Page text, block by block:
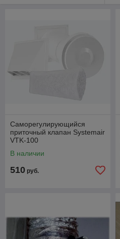
Саморегулирующийся
приточный клапан Systemair
VTK-100
В наличии
510 руб.